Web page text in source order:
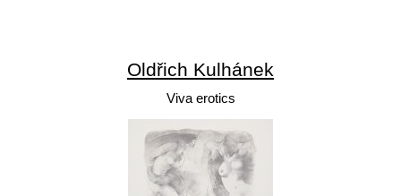
Oldřich Kulhánek
Viva erotics